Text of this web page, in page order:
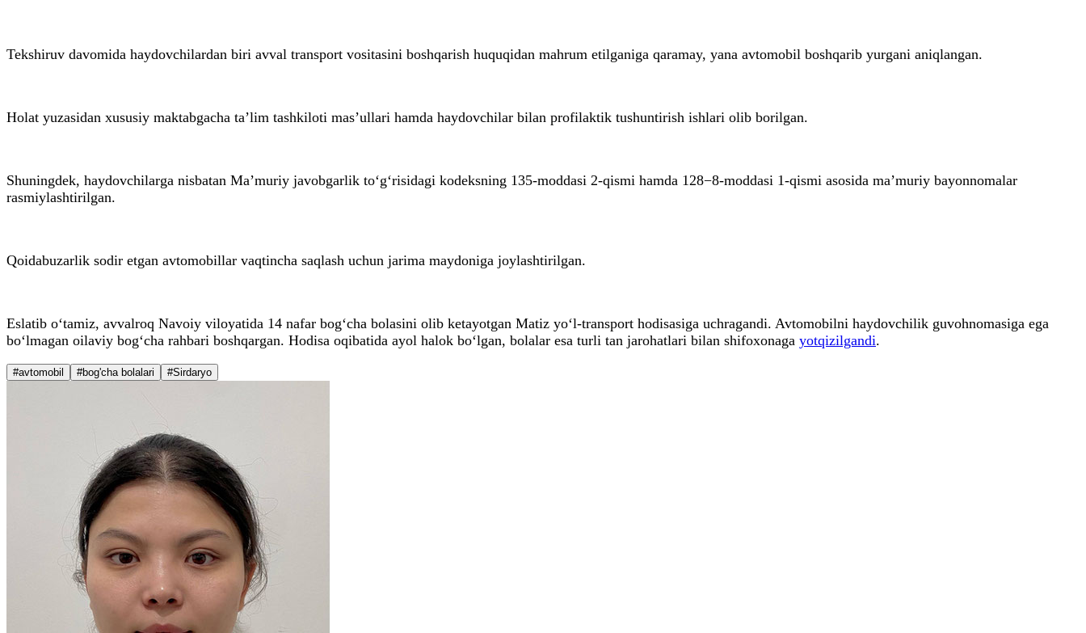
Tekshiruv davomida haydovchilardan biri avval transport vositasini boshqarish huquqidan mahrum etilganiga qaramay, yana avtomobil boshqarib yurgani aniqlangan.
Holat yuzasidan xususiy maktabgacha ta’lim tashkiloti mas’ullari hamda haydovchilar bilan profilaktik tushuntirish ishlari olib borilgan.
Shuningdek, haydovchilarga nisbatan Ma’muriy javobgarlik to‘g‘risidagi kodeksning 135-moddasi 2-qismi hamda 128−8-moddasi 1-qismi asosida ma’muriy bayonnomalar
rasmiylashtirilgan.
Qoidabuzarlik sodir etgan avtomobillar vaqtincha saqlash uchun jarima maydoniga joylashtirilgan.
Eslatib o‘tamiz, avvalroq Navoiy viloyatida 14 nafar bog‘cha bolasini olib ketayotgan Matiz yo‘l-transport hodisasiga uchragandi. Avtomobilni haydovchilik guvohnomasiga ega
bo‘lmagan oilaviy bog‘cha rahbari boshqargan. Hodisa oqibatida ayol halok bo‘lgan, bolalar esa turli tan jarohatlari bilan shifoxonaga yotqizilgandi.
#avtomobil #bog'cha bolalari #Sirdaryo